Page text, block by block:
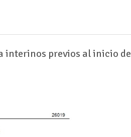
interinos previos al inicio de